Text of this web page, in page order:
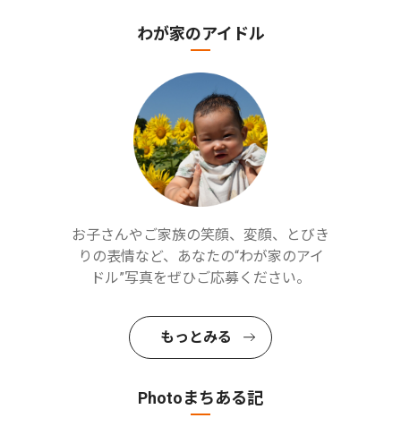
わが家のアイドル
お子さんやご家族の笑顔、変顔、とびき
りの表情など、あなたの“わが家のアイ
ドル”写真をぜひご応募ください。
もっとみる
Photoまちある記